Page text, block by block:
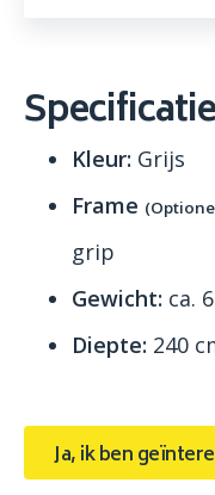
Kleur: Grijs
Frame
grip
Gewicht: ca.
Diepte: 240
Ja, ik ben